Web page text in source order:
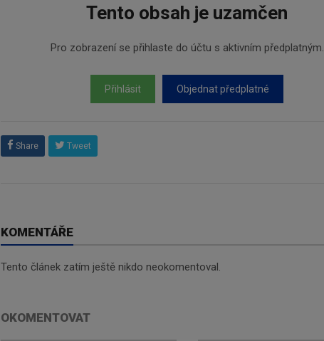
Tento obsah je uzamčen
Pro zobrazení se přihlaste do účtu s aktivním předplatným.
Přihlásit Objednat předplatné
Share Tweet
KOMENTÁŘE
Tento článek zatím ještě nikdo neokomentoval.
OKOMENTOVAT